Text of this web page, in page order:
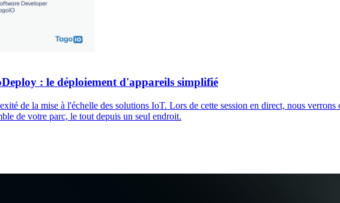
: le déploiement d'appareils simplifié
de la mise à l'échelle des solutions IoT. Lors de cette session en direct, nous
de votre parc, le tout depuis un seul endroit.